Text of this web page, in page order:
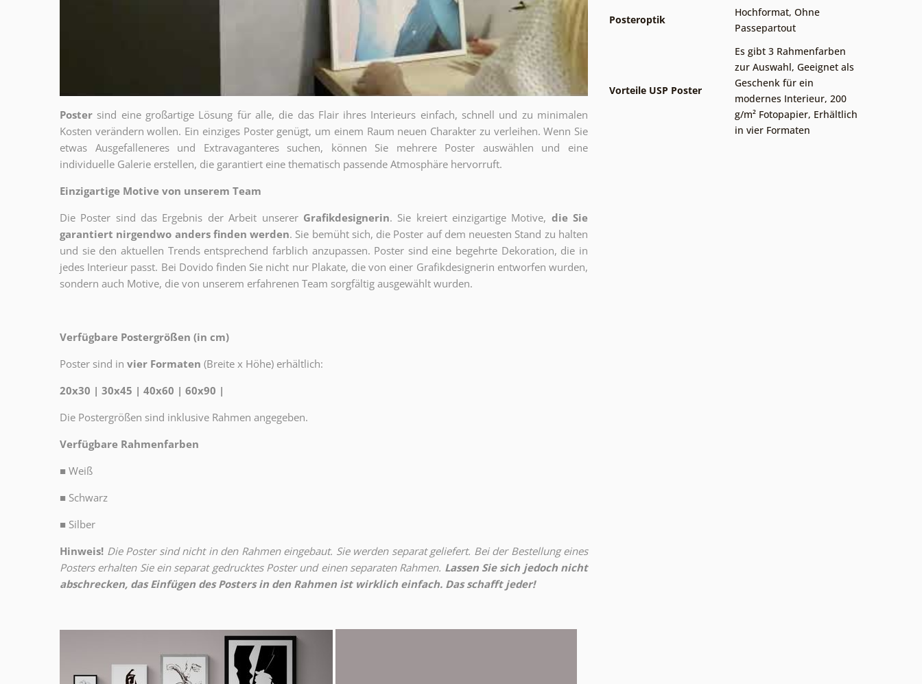
Poster sind eine großartige Lösung für alle, die das Flair ihres Interieurs einfach, schnell und zu minimalen
Kosten verändern wollen. Ein einziges Poster genügt, um einem Raum neuen Charakter zu verleihen. Wenn Sie
etwas Ausgefalleneres und Extravaganteres suchen, können Sie mehrere Poster auswählen und eine
individuelle Galerie erstellen, die garantiert eine thematisch passende Atmosphäre hervorruft.
Einzigartige Motive von unserem Team
Die Poster sind das Ergebnis der Arbeit unserer Grafikdesignerin. Sie kreiert einzigartige Motive, die Sie
garantiert nirgendwo anders finden werden. Sie bemüht sich, die Poster auf dem neuesten Stand zu halten
und sie den aktuellen Trends entsprechend farblich anzupassen. Poster sind eine begehrte Dekoration, die in
jedes Interieur passt. Bei Dovido finden Sie nicht nur Plakate, die von einer Grafikdesignerin entworfen wurden,
sondern auch Motive, die von unserem erfahrenen Team sorgfältig ausgewählt wurden.
Verfügbare Postergrößen (in cm)
Poster sind in vier Formaten (Breite x Höhe) erhältlich:
20x30 | 30x45 | 40x60 | 60x90 |
Die Postergrößen sind inklusive Rahmen angegeben.
Verfügbare Rahmenfarben
■ Weiß
■ Schwarz
■ Silber
Hinweis! Die Poster sind nicht in den Rahmen eingebaut. Sie werden separat geliefert. Bei der Bestellung eines
Posters erhalten Sie ein separat gedrucktes Poster und einen separaten Rahmen. Lassen Sie sich jedoch nicht
abschrecken, das Einfügen des Posters in den Rahmen ist wirklich einfach. Das schafft jeder!
Posteroptik
Hochformat, Ohne
Passepartout
Vorteile USP Poster
Es gibt 3 Rahmenfarben
zur Auswahl, Geeignet als
Geschenk für ein
modernes Interieur, 200
g/m² Fotopapier, Erhältlich
in vier Formaten